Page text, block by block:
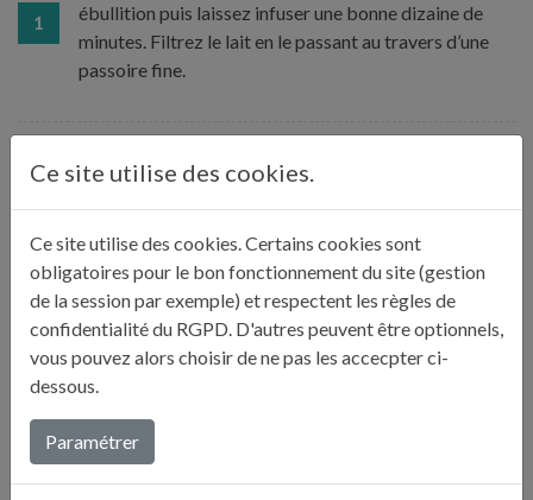
1
ébullition puis laissez infuser une bonne dizaine de
minutes. Filtrez le lait en le passant au travers d’une
passoire fine.
3
pommade, mélangez avec le lait et passez à nouveau
au tamis.
4
Séparez les blancs des jaunes, incorporez les jaunes en
fouettant rapidement.
Montez les blancs en neige, quand ils sont montés,
Ce site utilise des cookies.
Ce site utilise des cookies. Certains cookies sont
obligatoires pour le bon fonctionnement du site (gestion
de la session par exemple) et respectent les règles de
confidentialité du RGPD. D'autres peuvent être optionnels,
vous pouvez alors choisir de ne pas les accecpter ci-
dessous.
Paramétrer